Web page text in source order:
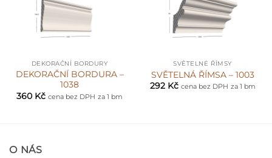
DEKORAČNÍ BORDURY
DEKORAČNÍ BORDURA –
1038
360 Kč cena bez DPH za 1 bm
SVĚTELNÉ ŘÍMSY
SVĚTELNÁ ŘÍMSA – 1003
292 Kč cena bez DPH za 1 bm
O NÁS